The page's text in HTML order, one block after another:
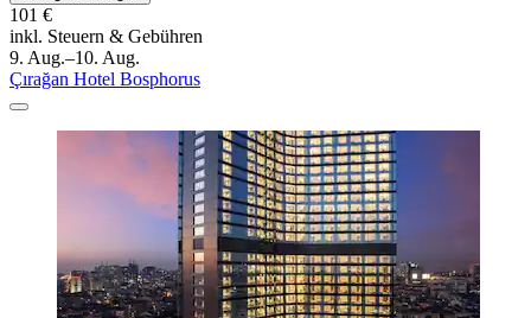
101 €
inkl. Steuern & Gebühren
9. Aug.–10. Aug.
Çırağan Hotel Bosphorus